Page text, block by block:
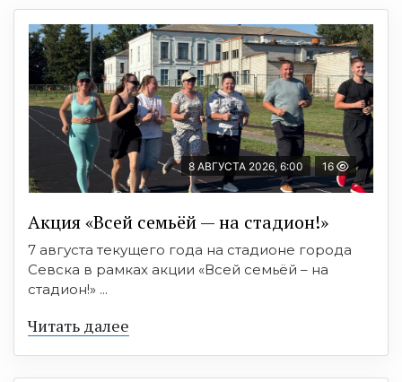
8 АВГУСТА 2026, 6:00 16
Акция «Всей семьёй — на стадион!»
7 августа текущего года на стадионе города
Севска в рамках акции «Всей семьёй – на
стадион!» ...
Читать далее